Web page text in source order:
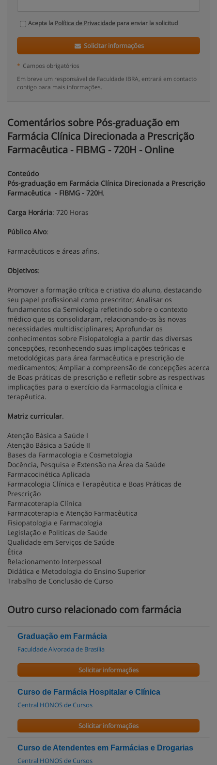
Acepta la Política de Privacidade para enviar la solicitud
Solicitar informações
* Campos obrigatórios
Em breve um responsável de Faculdade IBRA, entrará em contacto
contigo para mais informações.
Comentários sobre Pós-graduação em
Farmácia Clínica Direcionada a Prescrição
Farmacêutica - FIBMG - 720H - Online
Conteúdo
Pós-graduação em Farmácia Clínica Direcionada a Prescrição
Farmacêutica - FIBMG - 720H.
Carga Horária: 720 Horas
Público Alvo:
Farmacêuticos e áreas afins.
Objetivos:
Promover a formação crítica e criativa do aluno, destacando
seu papel profissional como prescritor; Analisar os
fundamentos da Semiologia refletindo sobre o contexto
médico que os consolidaram, relacionando-os às novas
necessidades multidisciplinares; Aprofundar os
conhecimentos sobre Fisiopatologia a partir das diversas
concepções, reconhecendo suas implicações teóricas e
metodológicas para área farmacêutica e prescrição de
medicamentos; Ampliar a compreensão de concepções acerca
de Boas práticas de prescrição e refletir sobre as respectivas
implicações para o exercício da Farmacologia clínica e
terapêutica.
Matriz curricular.
Atenção Básica a Saúde I
Atenção Básica a Saúde II
Bases da Farmacologia e Cosmetologia
Docência, Pesquisa e Extensão na Área da Saúde
Farmacocinética Aplicada
Farmacologia Clínica e Terapêutica e Boas Práticas de
Prescrição
Farmacoterapia Clínica
Farmacoterapia e Atenção Farmacêutica
Fisiopatologia e Farmacologia
Legislação e Politicas de Saúde
Qualidade em Serviços de Saúde
Ética
Relacionamento Interpessoal
Didática e Metodologia do Ensino Superior
Trabalho de Conclusão de Curso
Outro curso relacionado com farmácia
Graduação em Farmácia
Faculdade Alvorada de Brasília
Solicitar informações
Curso de Farmácia Hospitalar e Clínica
Central HONOS de Cursos
Solicitar informações
Curso de Atendentes em Farmácias e Drogarias
Central HONOS de Cursos